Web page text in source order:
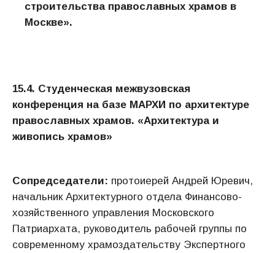
строительства православных храмов в
Москве».
15.4. Студенческая межвузовская
конференция на базе МАРХИ по архитектуре
православных храмов. «Архитектура и
живопись храмов»
Сопредседатели: протоиерей Андрей Юревич,
начальник Архитектурного отдела Финансово-
хозяйственного управления Московского
Патриархата, руководитель рабочей группы по
современному храмоздательству Экспертного